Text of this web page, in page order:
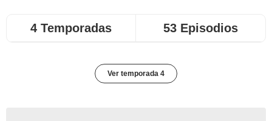
4 Temporadas 53 Episodios
Ver temporada 4